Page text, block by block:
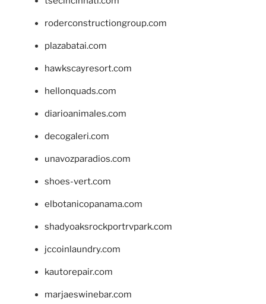
roderconstructiongroup.com
plazabatai.com
hawkscayresort.com
hellonquads.com
diarioanimales.com
decogaleri.com
unavozparadios.com
shoes-vert.com
elbotanicopanama.com
shadyoaksrockportrvpark.com
jccoinlaundry.com
kautorepair.com
marjaeswinebar.com